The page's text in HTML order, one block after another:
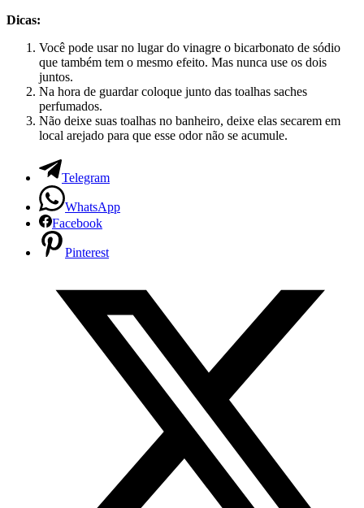
Dicas:
Você pode usar no lugar do vinagre o bicarbonato de sódio
que também tem o mesmo efeito. Mas nunca use os dois
juntos.
Na hora de guardar coloque junto das toalhas saches
perfumados.
Não deixe suas toalhas no banheiro, deixe elas secarem em
local arejado para que esse odor não se acumule.
Telegram
WhatsApp
Facebook
Pinterest